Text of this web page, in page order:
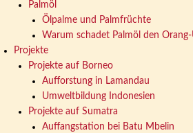
Palmöl
Ölpalme und Palmfrüchte
Warum schadet Palmöl den Orang-
Projekte
Projekte auf Borneo
Aufforstung in Lamandau
Umweltbildung Indonesien
Projekte auf Sumatra
Auffangstation bei Batu Mbelin